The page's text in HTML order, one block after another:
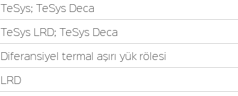
TeSys; TeSys Deca
TeSys LRD; TeSys Deca
Diferansiyel termal aşırı yük rölesi
LRD